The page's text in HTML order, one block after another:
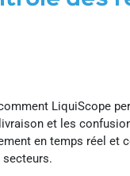
LiquiScope
et les
en temps réel et